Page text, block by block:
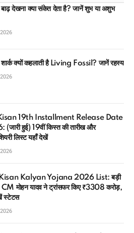
देखना क्या संकेत देता है? जानें शुभ या अशुभ
शार्क क्यों कहलाती है Living Fossil? जानें रहस्य
19th Installment Release Date
हुई) 19वीं किस्त की तारीख और
लिस्ट यहाँ देखें
Kalyan Yojana 2026 List: बड़ी
CM मोहन यादव ने ट्रांसफर किए ₹3308 करोड़,
स्टेटस